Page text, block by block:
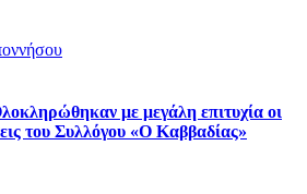
με μεγάλη επιτυχία οι
του Συλλόγου «Ο Καββαδίας»